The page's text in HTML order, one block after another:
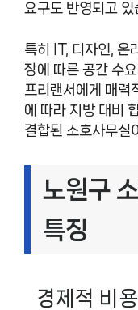
요구도 반영되고 있
특히 IT, 디자인, 온
장에 따른 공간 수
프리랜서에게 매력
에 따라 지방 대비
결합된 소호사무실
노원구
특징
경제적 비